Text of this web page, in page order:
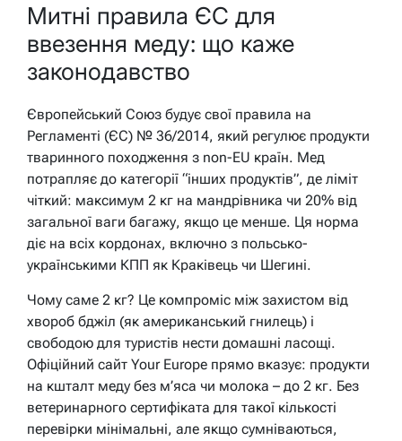
Митні правила ЄС для
ввезення меду: що каже
законодавство
Європейський Союз будує свої правила на
Регламенті (ЄС) № 36/2014, який регулює продукти
тваринного походження з non-EU країн. Мед
потрапляє до категорії “інших продуктів”, де ліміт
чіткий: максимум 2 кг на мандрівника чи 20% від
загальної ваги багажу, якщо це менше. Ця норма
діє на всіх кордонах, включно з польсько-
українськими КПП як Краківець чи Шегині.
Чому саме 2 кг? Це компроміс між захистом від
хвороб бджіл (як американський гнилець) і
свободою для туристів нести домашні ласощі.
Офіційний сайт Your Europe прямо вказує: продукти
на кшталт меду без м’яса чи молока – до 2 кг. Без
ветеринарного сертифіката для такої кількості
перевірки мінімальні, але якщо сумніваються,